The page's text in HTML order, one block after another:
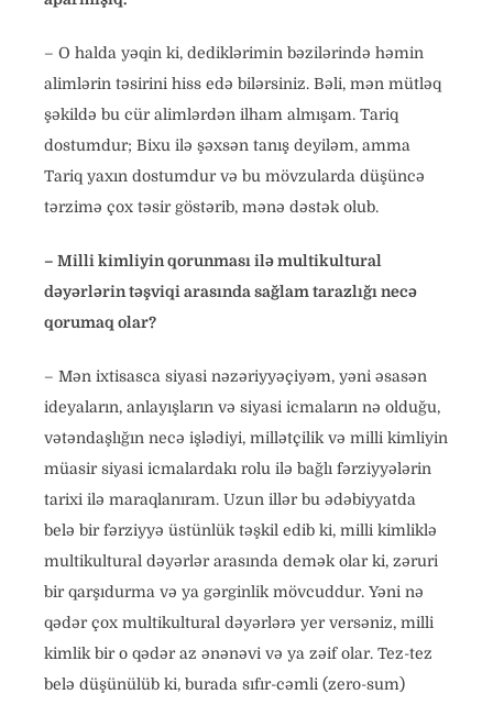
– O halda yəqin ki, dediklərimin bəzilərində həmin
alimlərin təsirini hiss edə bilərsiniz. Bəli, mən mütləq
şəkildə bu cür alimlərdən ilham almışam. Tariq
dostumdur; Bixu ilə şəxsən tanış deyiləm, amma
Tariq yaxın dostumdur və bu mövzularda düşüncə
tərzimə çox təsir göstərib, mənə dəstək olub.
– Milli kimliyin qorunması ilə multikultural
dəyərlərin təşviqi arasında sağlam tarazlığı necə
qorumaq olar?
– Mən ixtisasca siyasi nəzəriyyəçiyəm, yəni əsasən
ideyaların, anlayışların və siyasi icmaların nə olduğu,
vətəndaşlığın necə işlədiyi, millətçilik və milli kimliyin
müasir siyasi icmalardakı rolu ilə bağlı fərziyyələrin
tarixi ilə maraqlanıram. Uzun illər bu ədəbiyyatda
belə bir fərziyyə üstünlük təşkil edib ki, milli kimliklə
multikultural dəyərlər arasında demək olar ki, zəruri
bir qarşıdurma və ya gərginlik mövcuddur. Yəni nə
qədər çox multikultural dəyərlərə yer versəniz, milli
kimlik bir o qədər az ənənəvi və ya zəif olar. Tez-tez
belə düşünülüb ki, burada sıfır-cəmli (zero-sum)